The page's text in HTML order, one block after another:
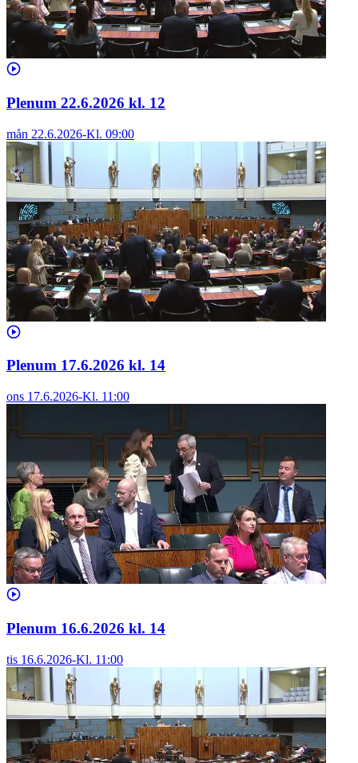
Plenum 22.6.2026 kl. 12
mån 22.6.2026-Kl. 09:00
Plenum 17.6.2026 kl. 14
ons 17.6.2026-Kl. 11:00
Plenum 16.6.2026 kl. 14
tis 16.6.2026-Kl. 11:00